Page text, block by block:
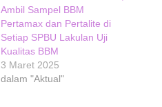
Ambil Sampel BBM
Pertamax dan Pertalite di
Setiap SPBU Lakulan Uji
Kualitas BBM
3 Maret 2025
dalam "Aktual"